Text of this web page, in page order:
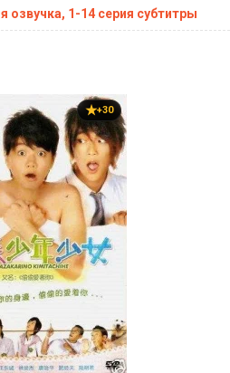
озвучка, 1-14 серия субтитры
+30